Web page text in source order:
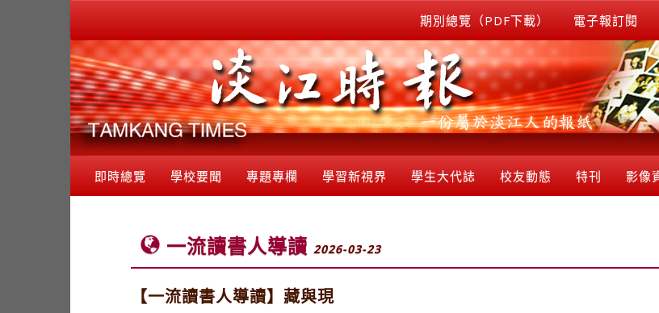
期別總覽（PDF下載） 電子報訂閱
即時總覽 學校要聞 專題專欄 學習新視界 學生大代誌 校友動態 特刊 影像
一流讀書人導讀 2026-03-23
【一流讀書人導讀】藏與現